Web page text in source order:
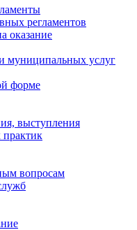
регламентов
оказание
муниципальных услуг
форме
выступления
практик
вопросам